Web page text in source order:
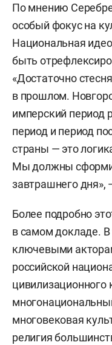
По мнению
особый фокус на
Национальная
быть
«Достаточно
в прошлом.
имперский период
период и период
страны — это
Мы должны
завтрашнего дня»,
Более подробно
в самом докладе. В
ключевыми
российской
цивилизационного
многовековая
религия